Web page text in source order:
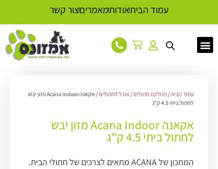
עמוד הביתאודותמאמריםצור קשר
עמוד הבית/ מחלקת חתולים / אוכל לחתולים
/ אקאנה Acana Indoor מזון יבש
לחתול ביתי 4.5 ק"ג
אקאנה Acana Indoor מזון יבש
לחתול ביתי 4.5 ק"ג
המתכון של ACANA מתאים לצרכים של חתולי הבית.